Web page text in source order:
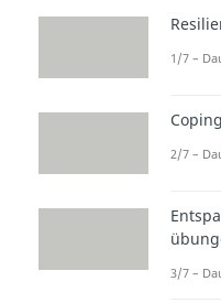
4.
Denken
→
→
kreative
der
1/7 –
Coping
2/7 –
3/7 –